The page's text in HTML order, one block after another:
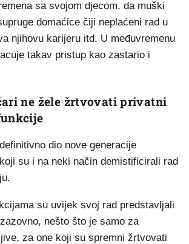
sa svojom djecom, da muški
domaćice čiji neplaćeni rad u
njihovu karijeru itd. U međuvremenu
takav pristup kao zastario i
ne žele žrtvovati privatni
dio nove generacije
su i na neki način demistificirali rad
su uvijek svoj rad predstavljali
nešto što je samo za
za one koji su spremni žrtvovati